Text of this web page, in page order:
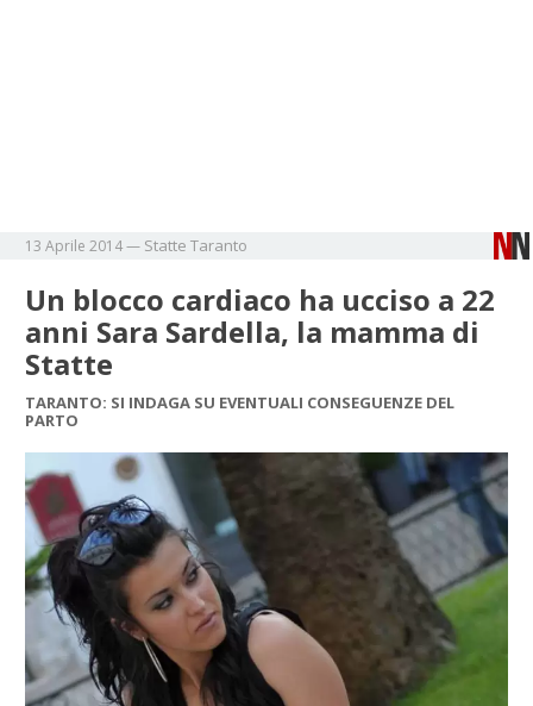
13 Aprile 2014— Statte Taranto
Un blocco cardiaco ha ucciso a 22
anni Sara Sardella, la mamma di
Statte
TARANTO: SI INDAGA SU EVENTUALI CONSEGUENZE DEL
PARTO